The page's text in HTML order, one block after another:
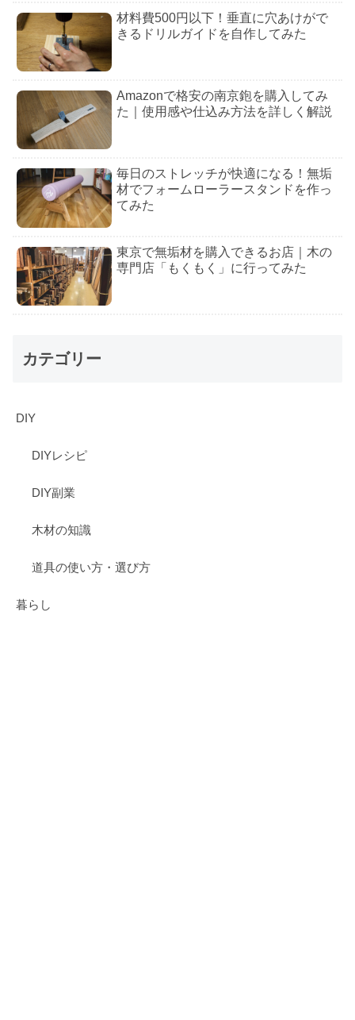
材料費500円以下！垂直に穴あけがで
きるドリルガイドを自作してみた
Amazonで格安の南京鉋を購入してみ
た｜使用感や仕込み方法を詳しく解説
毎日のストレッチが快適になる！無垢
材でフォームローラースタンドを作っ
てみた
東京で無垢材を購入できるお店｜木の
専門店「もくもく」に行ってみた
カテゴリー
DIY
DIYレシピ
DIY副業
木材の知識
道具の使い方・選び方
暮らし